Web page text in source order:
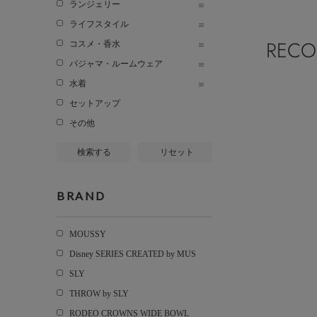
ランジェリー
ライフスタイル
コスメ・香水
パジャマ・ルームウェア
水着
セットアップ
その他
検索する リセット
BRAND
MOUSSY
Disney SERIES CREATED by MUS
SLY
THROW by SLY
RODEO CROWNS WIDE BOWL